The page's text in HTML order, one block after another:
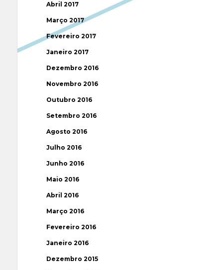
Abril 2017
Março 2017
Fevereiro 2017
Janeiro 2017
Dezembro 2016
Novembro 2016
Outubro 2016
Setembro 2016
Agosto 2016
Julho 2016
Junho 2016
Maio 2016
Abril 2016
Março 2016
Fevereiro 2016
Janeiro 2016
Dezembro 2015